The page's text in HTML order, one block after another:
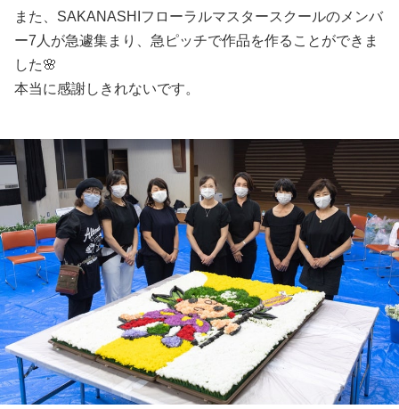
また、SAKANASHIフローラルマスタースクールのメンバ
ー7人が急遽集まり、急ピッチで作品を作ることができま
した🌸
本当に感謝しきれないです。